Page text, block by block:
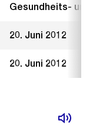
Gesundheits-
20. Juni 2012
20. Juni 2012